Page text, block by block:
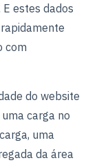
estes dados
com
do website
carga no
uma
da área